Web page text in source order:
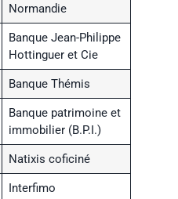
Normandie
Banque Jean-Philippe
Hottinguer et Cie
Banque Thémis
Banque patrimoine et
immobilier (B.P.I.)
Natixis coficiné
Interfimo